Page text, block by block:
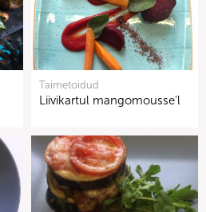
Taimetoidud
Liivikartul mangomousse'l